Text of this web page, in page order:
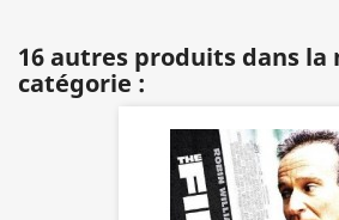
16 autres produits dans la
catégorie :